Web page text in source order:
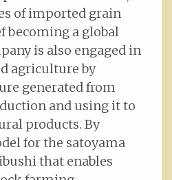
of imported grain
becoming a global
is also engaged in
agriculture by
generated from
and using it to
products. By
for the satoyama
that enables